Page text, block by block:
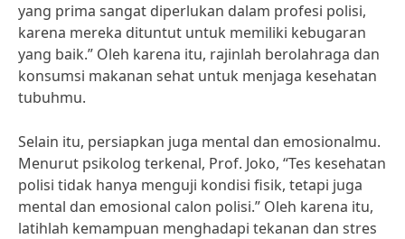
yang prima sangat diperlukan dalam profesi polisi,
karena mereka dituntut untuk memiliki kebugaran
yang baik.” Oleh karena itu, rajinlah berolahraga dan
konsumsi makanan sehat untuk menjaga kesehatan
tubuhmu.
Selain itu, persiapkan juga mental dan emosionalmu.
Menurut psikolog terkenal, Prof. Joko, “Tes kesehatan
polisi tidak hanya menguji kondisi fisik, tetapi juga
mental dan emosional calon polisi.” Oleh karena itu,
latihlah kemampuan menghadapi tekanan dan stres